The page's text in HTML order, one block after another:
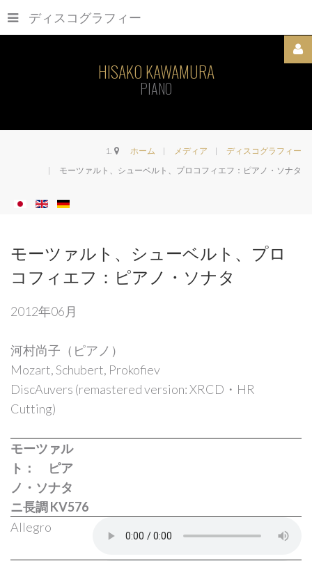
HISAKO KAWAMURA
PIANO
ディスコグラフィー
ホーム メディア
ディスコグラフィー
モーツァルト、シューベルト、プロコフィエフ：ピアノ・ソナタ
モーツァルト、シューベルト、プロ
コフィエフ：ピアノ・ソナタ
2012年06月
河村尚子（ピアノ）
Mozart, Schubert, Prokofiev
DiscAuvers (remastered version: XRCD・HR
Cutting)
モーツァル
ト： ピア
ノ・ソナタ
ニ長調 KV576
Allegro
パ
Me